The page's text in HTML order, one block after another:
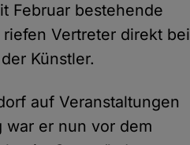
Februar bestehende
Vertreter direkt bei
Künstler.
auf Veranstaltungen
war er nun vor dem